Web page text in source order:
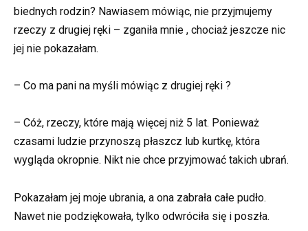
biednych rodzin? Nawiasem mówiąc, nie przyjmujemy
rzeczy z drugiej ręki – zganiła mnie , chociaż jeszcze nic
jej nie pokazałam.
– Co ma pani na myśli mówiąc z drugiej ręki ?
– Cóż, rzeczy, które mają więcej niż 5 lat. Ponieważ
czasami ludzie przynoszą płaszcz lub kurtkę, która
wygląda okropnie. Nikt nie chce przyjmować takich ubrań.
Pokazałam jej moje ubrania, a ona zabrała całe pudło.
Nawet nie podziękowała, tylko odwróciła się i poszła.